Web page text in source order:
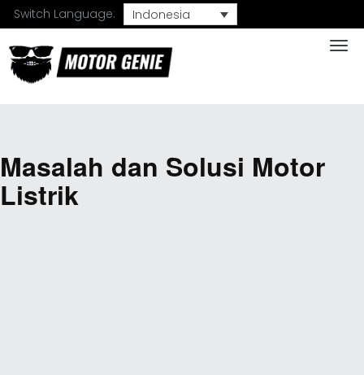
Switch Language:
Indonesia
Masalah dan Solusi Motor
Listrik